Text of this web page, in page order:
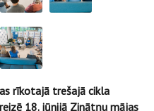
rīkotajā trešajā cikla
18. jūnijā Zinātņu mājas